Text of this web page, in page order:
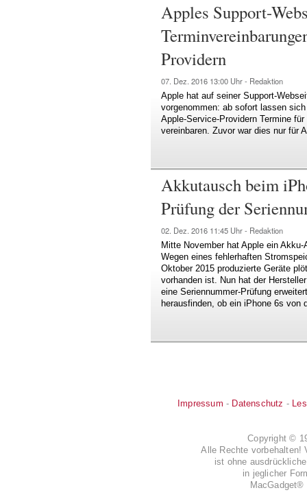
Apples Support-
Providern
07. Dez. 2016 13:00 Uhr - Redaktion
Apple hat auf seiner Support-
vorgenommen: ab sofort lassen
Apple-Service-Providern Termine
vereinbaren. Zuvor war dies nur für
Akkutausch beim
Prüfung der
02. Dez. 2016 11:45 Uhr - Redaktion
Mitte November hat Apple ein
Wegen eines fehlerhaften
Oktober 2015 produzierte Geräte
vorhanden ist. Nun hat der
eine Seriennummer-Prüfung
herausfinden, ob ein iPhone 6s von
Impressum - Datenschutz -
Copyright ©
Alle Rechte vorbehalten!
ist ohne
in jeglicher
MacGadget®